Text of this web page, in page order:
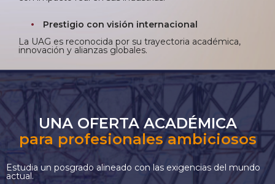
Prestigio con visión internacional
La UAG es reconocida por su trayectoria académica,
innovación y alianzas globales.
UNA OFERTA ACADÉMICA
para profesionales ambiciosos
Estudia un posgrado alineado con las exigencias del mundo
actual.